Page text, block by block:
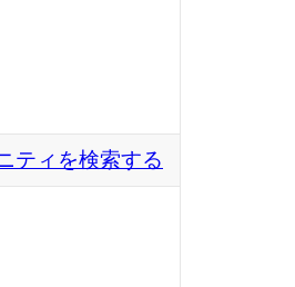
ティを検索する